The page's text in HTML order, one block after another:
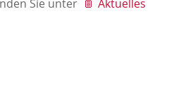
Sie unter Aktuelles